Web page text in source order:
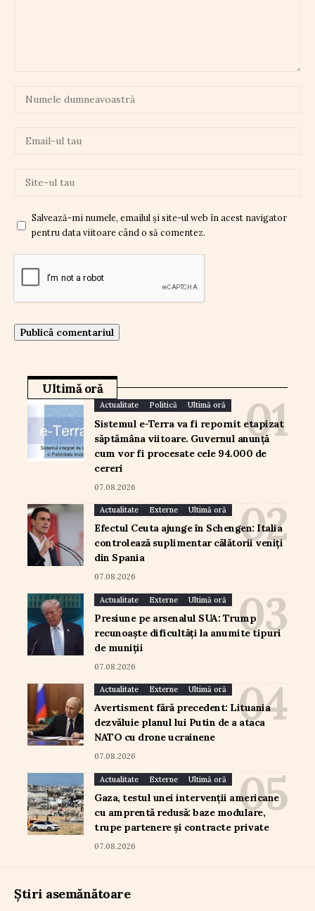
Salvează-mi numele, emailul și site-ul web în acest navigator
pentru data viitoare când o să comentez.
Ultimă oră
Actualitate Politică Ultimă oră
Sistemul e-Terra va fi repornit etapizat
săptămâna viitoare. Guvernul anunță
cum vor fi procesate cele 94.000 de
cereri
07.08.2026
Actualitate Externe Ultimă oră
Efectul Ceuta ajunge în Schengen: Italia
controlează suplimentar călătorii veniți
din Spania
07.08.2026
Actualitate Externe Ultimă oră
Presiune pe arsenalul SUA: Trump
recunoaște dificultăți la anumite tipuri
de muniții
07.08.2026
Actualitate Externe Ultimă oră
Avertisment fără precedent: Lituania
dezvăluie planul lui Putin de a ataca
NATO cu drone ucrainene
07.08.2026
Actualitate Externe Ultimă oră
Gaza, testul unei intervenții americane
cu amprentă redusă: baze modulare,
trupe partenere și contracte private
07.08.2026
Știri asemănătoare